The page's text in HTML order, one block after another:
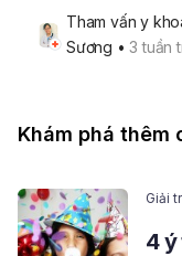
pháp lấy lại
Tham vấn y
Sương • 3 tuần
Khám phá thêm
Giải
4 ý